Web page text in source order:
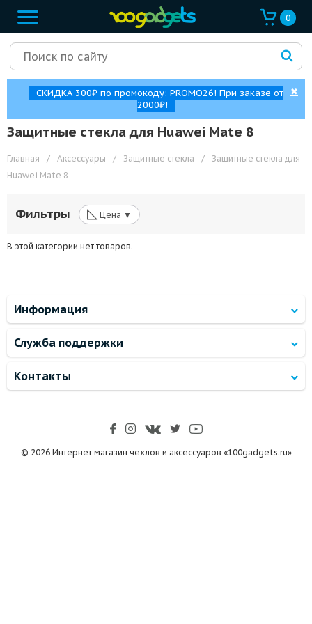
0
СКИДКА 300₽ по промокоду: PROMO26! При заказе от
2000₽!
✖
Защитные стекла для Huawei Mate 8
Главная / Аксессуары / Защитные стекла /
Защитные стекла для
Huawei Mate 8
Фильтры ◺ Цена ▼
В этой категории нет товаров.
Информация
Служба поддержки
Контакты
© 2026 Интернет магазин чехлов и аксессуаров «100gadgets.ru»